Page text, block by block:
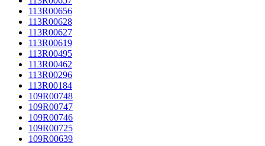
113R00656
113R00628
113R00627
113R00619
113R00495
113R00462
113R00296
113R00184
109R00748
109R00747
109R00746
109R00725
109R00639